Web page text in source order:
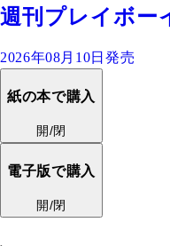
週刊プレイボー
2026年08月10日発売
紙の本で購入
開/閉
電子版で購入
開/閉